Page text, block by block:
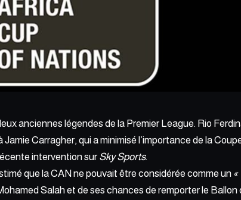
anciennes légendes de la Premier League. Rio
Carragher, qui a minimisé l’importance de la
intervention sur Sky Sports.
que la CAN ne pouvait être considérée comme un «
Salah et de ses chances de remporter le Ballon